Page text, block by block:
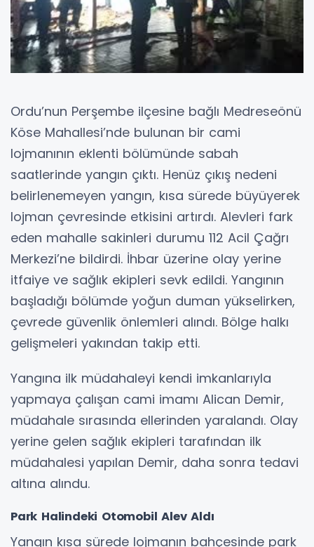
Ordu’nun Perşembe ilçesine bağlı Medreseönü
Köse Mahallesi’nde bulunan bir cami
lojmanının eklenti bölümünde sabah
saatlerinde yangın çıktı. Henüz çıkış nedeni
belirlenemeyen yangın, kısa sürede büyüyerek
lojman çevresinde etkisini artırdı. Alevleri fark
eden mahalle sakinleri durumu 112 Acil Çağrı
Merkezi’ne bildirdi. İhbar üzerine olay yerine
itfaiye ve sağlık ekipleri sevk edildi. Yangının
başladığı bölümde yoğun duman yükselirken,
çevrede güvenlik önlemleri alındı. Bölge halkı
gelişmeleri yakından takip etti.
Yangına ilk müdahaleyi kendi imkanlarıyla
yapmaya çalışan cami imamı Alican Demir,
müdahale sırasında ellerinden yaralandı. Olay
yerine gelen sağlık ekipleri tarafından ilk
müdahalesi yapılan Demir, daha sonra tedavi
altına alındu.
Park Halindeki Otomobil Alev Aldı
Yangın kısa sürede lojmanın bahçesinde park